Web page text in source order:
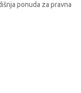
ponuda za pravna